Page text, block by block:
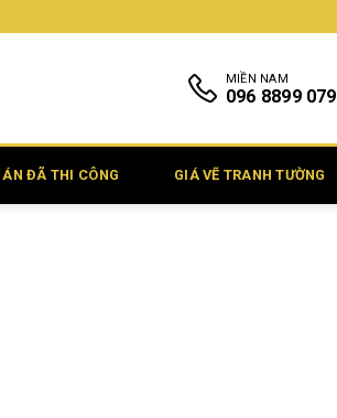
MIỀN NAM
096 8899 079
ÁN ĐÃ THI CÔNG GIÁ VẼ TRANH TƯỜNG